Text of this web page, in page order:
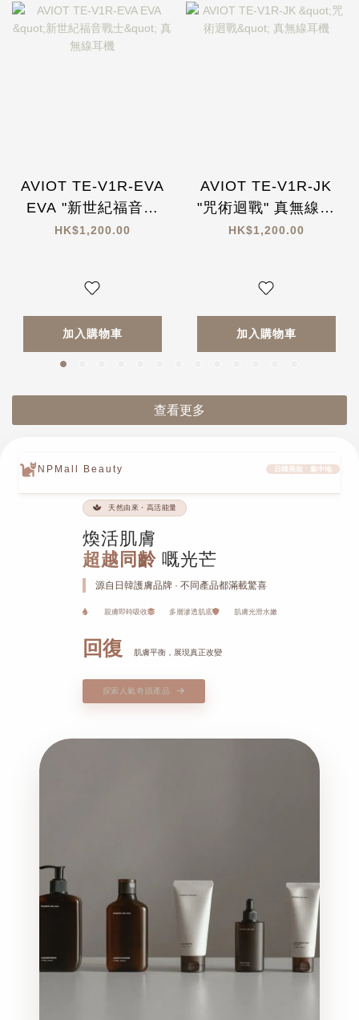
AVIOT TE-V1R-EVA
EVA "新世紀福音戰
士" 真無線耳機
HK$1,200.00
加入購物車
AVIOT TE-V1R-JK
"咒術迴戰" 真無線耳
機
HK$1,200.00
加入購物車
查看更多
NPMall Beauty 日韓美妝 · 集中地
天然由來・高活能量
煥活肌膚
超越同齡嘅光芒
源自日韓護膚品牌 · 不同產品都滿載驚喜
親膚即時吸收 多層滲透肌底 肌膚光滑水嫩
回復 肌膚平衡，展現真正改變
探索人氣奇蹟產品